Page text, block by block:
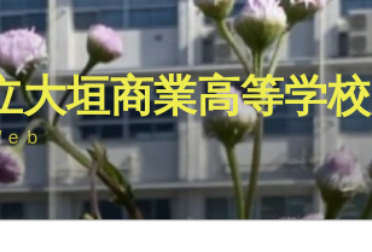
大垣商業高等学校
ｂ